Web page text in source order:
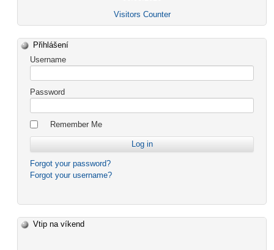
Visitors Counter
Přihlášení
Username
Password
Remember Me
Forgot your password?
Forgot your username?
Vtip na víkend